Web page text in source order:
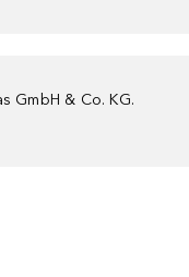
GmbH & Co. KG.